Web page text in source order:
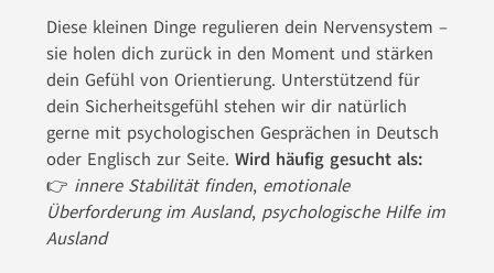
Diese kleinen Dinge regulieren dein Nervensystem –
sie holen dich zurück in den Moment und stärken
dein Gefühl von Orientierung. Unterstützend für
dein Sicherheitsgefühl stehen wir dir natürlich
gerne mit psychologischen Gesprächen in Deutsch
oder Englisch zur Seite. Wird häufig gesucht als:
👉 innere Stabilität finden, emotionale
Überforderung im Ausland, psychologische Hilfe im
Ausland